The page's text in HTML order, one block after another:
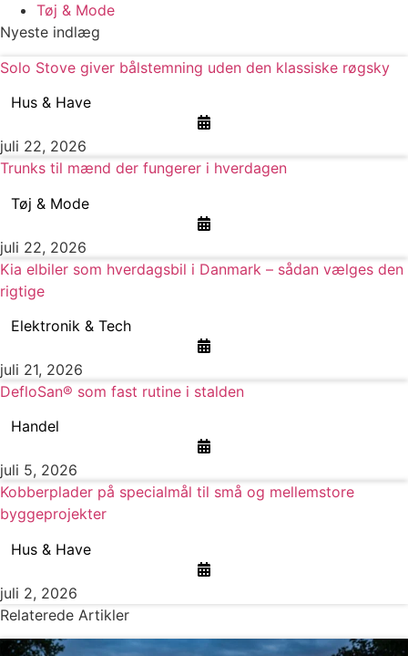
Tøj & Mode
Nyeste indlæg
Solo Stove giver bålstemning uden den klassiske røgsky
Hus & Have
juli 22, 2026
Trunks til mænd der fungerer i hverdagen
Tøj & Mode
juli 22, 2026
Kia elbiler som hverdagsbil i Danmark – sådan vælges den
rigtige
Elektronik & Tech
juli 21, 2026
DefloSan® som fast rutine i stalden
Handel
juli 5, 2026
Kobberplader på specialmål til små og mellemstore
byggeprojekter
Hus & Have
juli 2, 2026
Relaterede Artikler